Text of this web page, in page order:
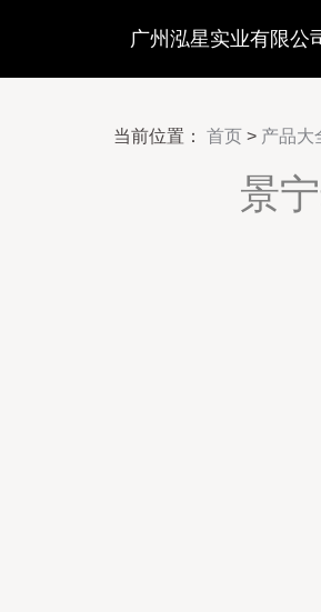
广州泓星实业有限公
当前位置： 首页 > 产品大
景